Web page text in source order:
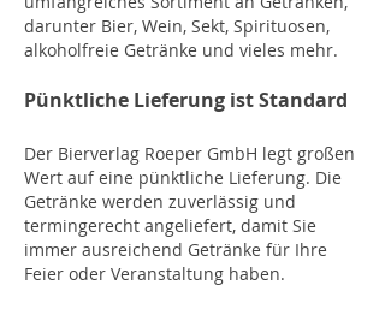
darunter Bier, Wein, Sekt, Spirituosen,
alkoholfreie Getränke und vieles mehr.
Pünktliche Lieferung ist Standard
Der Bierverlag Roeper GmbH legt großen
Wert auf eine pünktliche Lieferung. Die
Getränke werden zuverlässig und
termingerecht angeliefert, damit Sie
immer ausreichend Getränke für Ihre
Feier oder Veranstaltung haben.